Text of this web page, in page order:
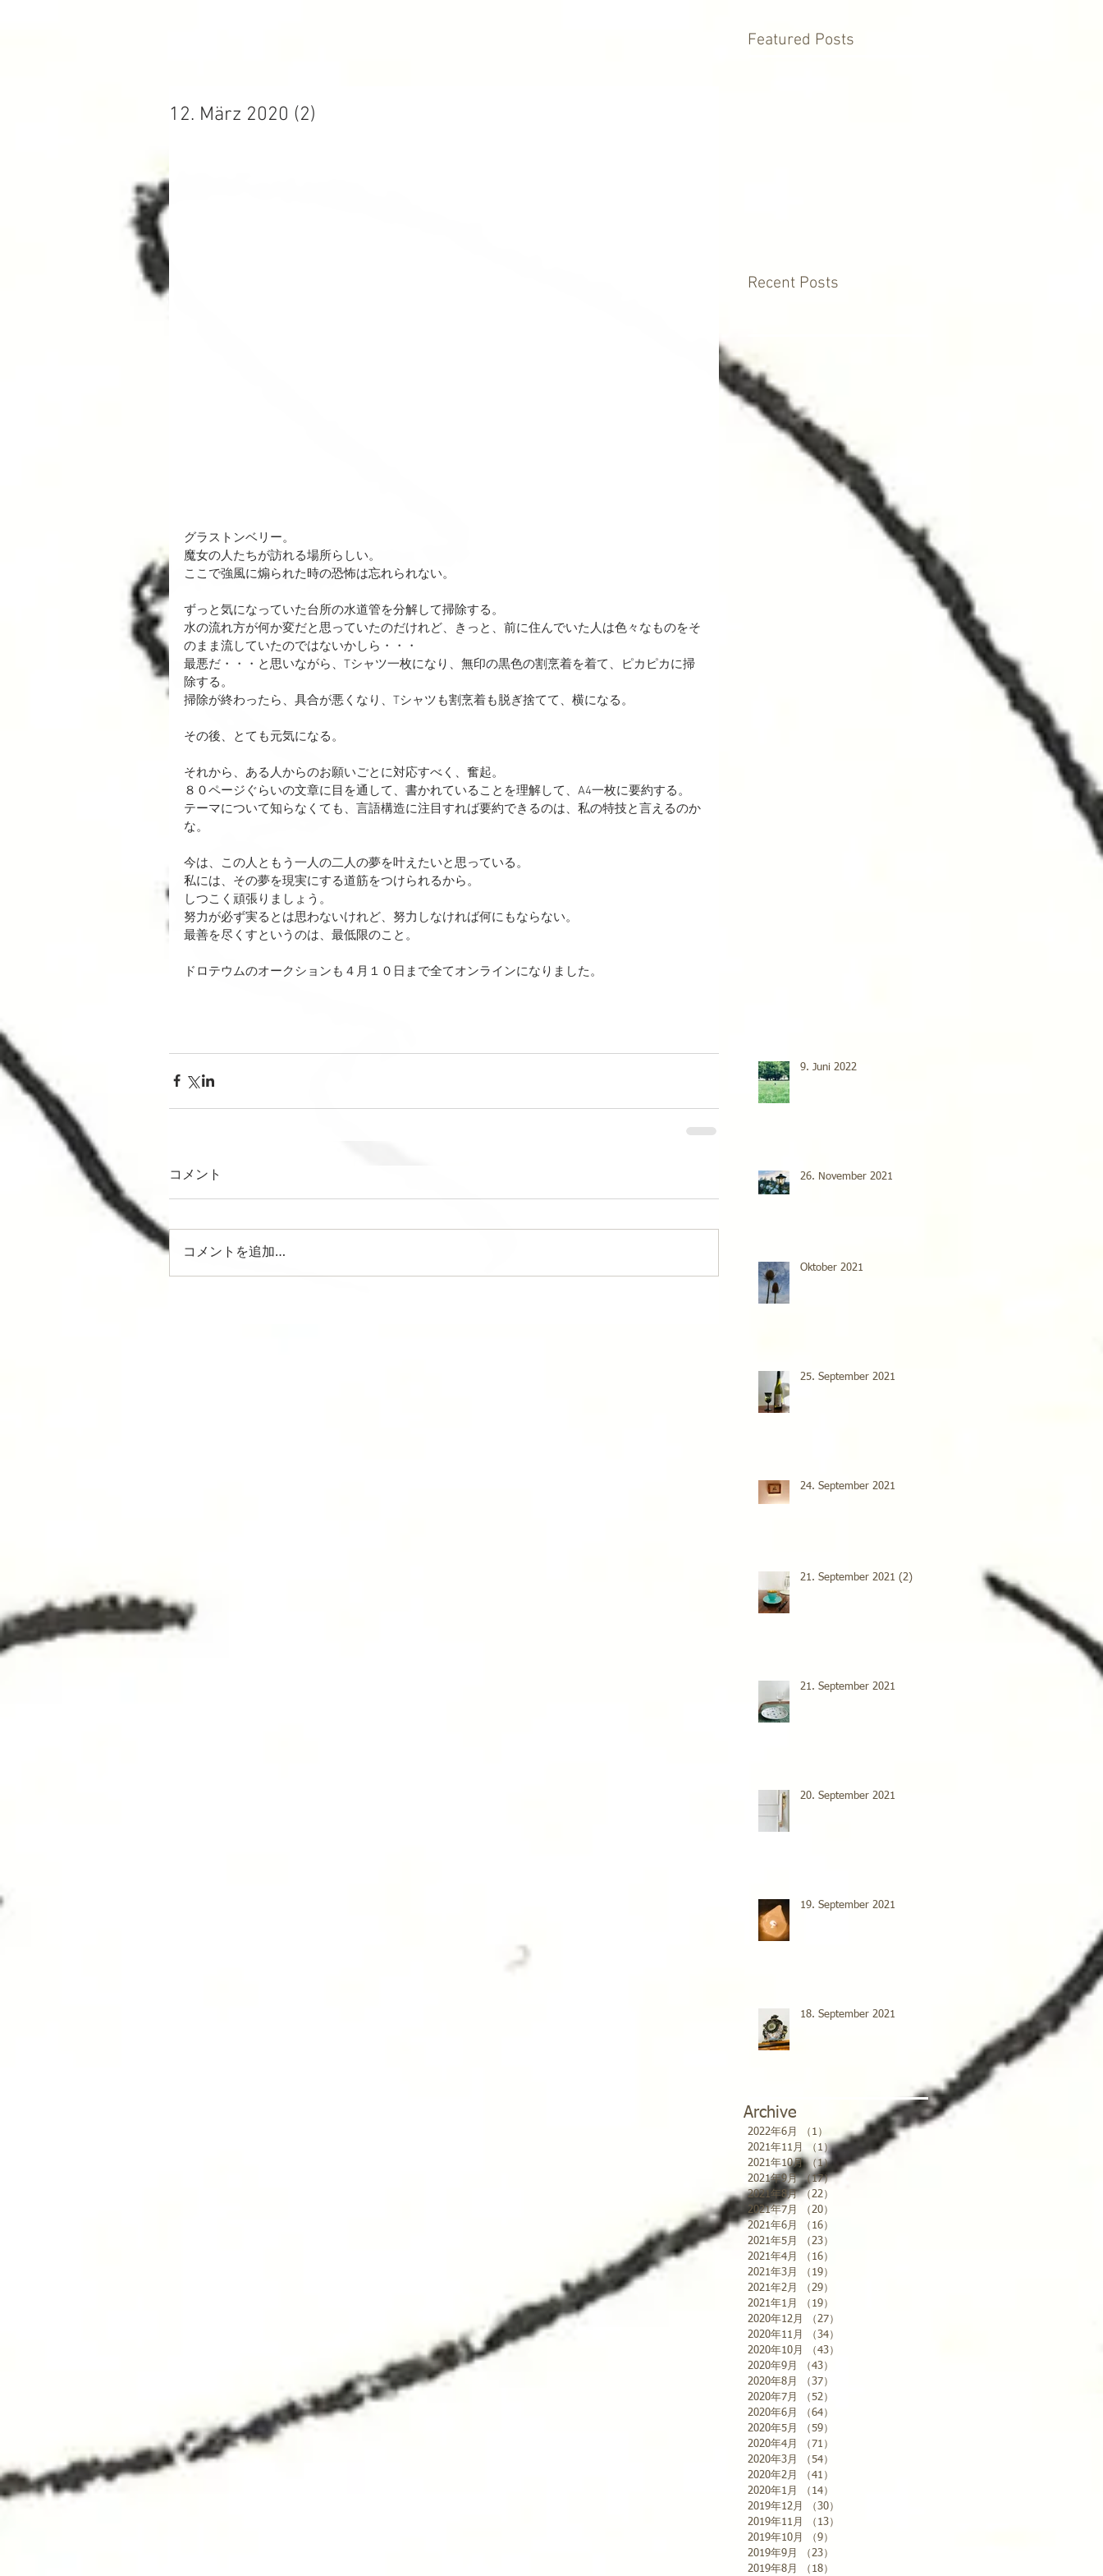
Featured Posts
12. März 2020 (2)
グラストンベリー。
魔女の人たちが訪れる場所らしい。
ここで強風に煽られた時の恐怖は忘れられない。
ずっと気になっていた台所の水道管を分解して掃除する。
水の流れ方が何か変だと思っていたのだけれど、きっと、前に住んでいた人は色々なものをそ
のまま流していたのではないかしら・・・
最悪だ・・・と思いながら、Tシャツ一枚になり、無印の黒色の割烹着を着て、ピカピカに掃
除する。
掃除が終わったら、具合が悪くなり、Tシャツも割烹着も脱ぎ捨てて、横になる。
その後、とても元気になる。
それから、ある人からのお願いごとに対応すべく、奮起。
８０ページぐらいの文章に目を通して、書かれていることを理解して、A4一枚に要約する。
テーマについて知らなくても、言語構造に注目すれば要約できるのは、私の特技と言えるのか
な。
今は、この人ともう一人の二人の夢を叶えたいと思っている。
私には、その夢を現実にする道筋をつけられるから。
しつこく頑張りましょう。
努力が必ず実るとは思わないけれど、努力しなければ何にもならない。
最善を尽くすというのは、最低限のこと。
ドロテウムのオークションも４月１０日まで全てオンラインになりました。
コメント
コメントを追加…
Recent Posts
9. Juni 2022
26. November 2021
Oktober 2021
25. September 2021
24. September 2021
21. September 2021 (2)
21. September 2021
20. September 2021
19. September 2021
18. September 2021
Archive
2022年6月 （1）
1件の記事
2021年11月
（1）1件の記事
2021年10月 （1） 1件の記事
2021年9月 （17）17件の記事
2021年8月 （22）
2021年7月
（20）
2021年6月
（16）
2021年5月
（23）
2021年4月
（16）
2021年3月
（19）
2021年2月
（29）
2021年1月
（19）
2020年12月
（27）
2020年11月
（34）
2020年10月
（43）
2020年9月
（43）
2020年8月
（37）
2020年7月
（52）
2020年6月
（64）
2020年5月
（59）
2020年4月
（71）
2020年3月
（54）
2020年2月
（41）
2020年1月
（14）
2019年12月
（30）
2019年11月
（13）
2019年10月
（9）
2019年9月
（23）
2019年8月
（18）